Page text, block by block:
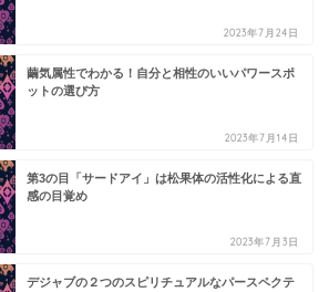
2023年7月24日
繭気属性でわかる！自分と相性のいいパワースポ
ットの選び方
2023年7月14日
第3の目「サードアイ」は松果体の活性化による直
感の目覚め
2023年7月3日
デジャブの２つのスピリチュアルなパースペクテ